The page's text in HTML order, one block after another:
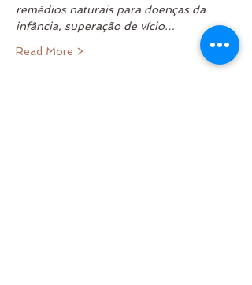
remédios naturais para doenças da
infância, superação de vício…
Read More >